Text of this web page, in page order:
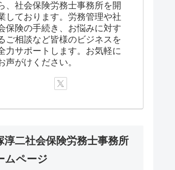
、社会保険労務士事務所を開
しております。労務管理や社
保険の手続き、お悩みに対す
ご相談など皆様のビジネスを
力サポートします。お気軽に
声がけください。
淳二社会保険労務士事務所
ムページ